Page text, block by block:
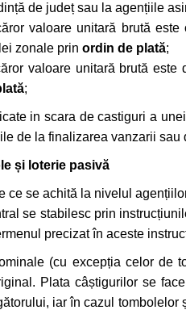
de județ sau la agențiile
valoare unitară brută
zonale prin ordin de plată;
valoare unitară brută
;
in scara de castiguri a
de la finalizarea vanzarii
și loterie pasivă
ce se achită la nivelul
se stabilesc prin
precizat în aceste
(cu excepția celor de
Plata câștigurilor se
iar în cazul